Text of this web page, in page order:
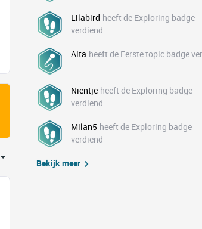
Lilabird heeft de Exploring badge
verdiend
Alta heeft de Eerste topic badge
Nientje heeft de Exploring badge
verdiend
Milan5 heeft de Exploring badge
verdiend
Bekijk meer